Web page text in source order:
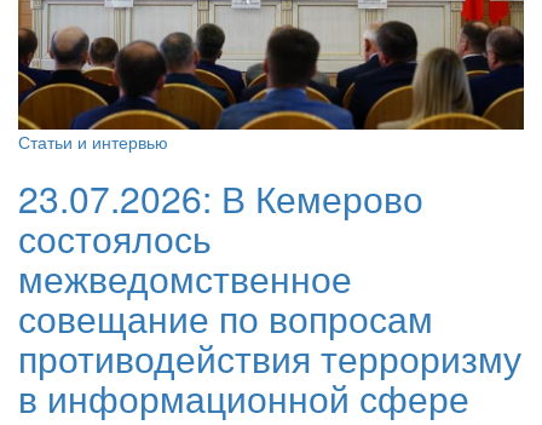
Статьи и интервью
23.07.2026: В Кемерово
состоялось
межведомственное
совещание по вопросам
противодействия терроризму
в информационной сфере